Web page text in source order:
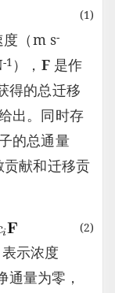
(1)
度（m s-
-1 ）， F是作
得的总迁移
出。同时存
的总通量
贡献和迁移贡
(2)
表示浓度
通量为零，